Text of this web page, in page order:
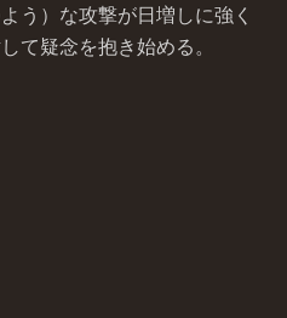
う）な攻撃が日増しに強く
て疑念を抱き始める。